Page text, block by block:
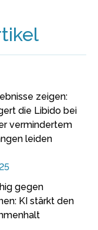
zeigen:
die Libido bei
vermindertem
leiden
gegen
KI stärkt den